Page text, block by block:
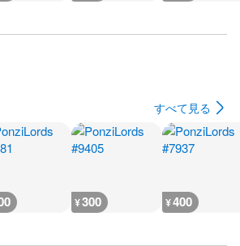
すべて見る
¥300 ¥400